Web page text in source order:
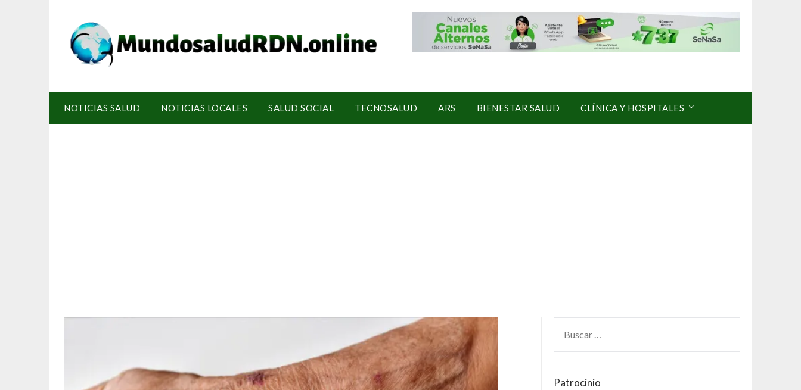
NOTICIAS SALUD NOTICIAS LOCALES SALUD SOCIAL TECNOSALUD ARS BIENESTAR SALUD CLÍNICA Y HOSPITALES
Patrocinio